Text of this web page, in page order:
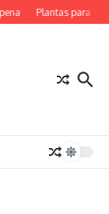
Plantas para